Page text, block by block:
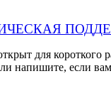
для короткого
напишите, если